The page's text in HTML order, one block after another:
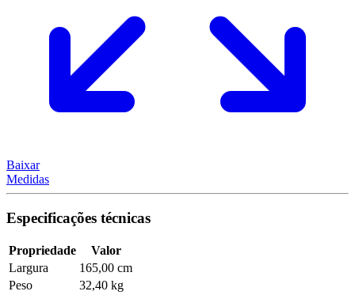
Baixar
Medidas
Especificações técnicas
Propriedade
Valor
Largura
165,00 cm
Peso
32,40 kg